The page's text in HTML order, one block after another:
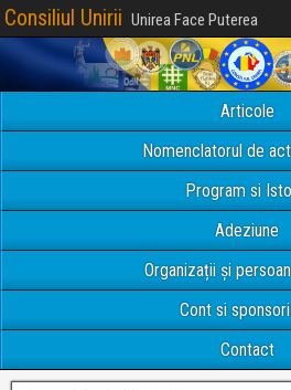
Consiliul Unirii Unirea Face Puterea
Articole
Nomenclatorul de
Program si
Adeziune
Organizații și
Cont si
Contact